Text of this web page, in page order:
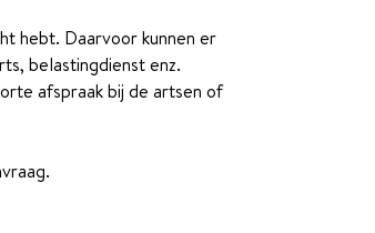
hebt. Daarvoor kunnen er
belastingdienst enz.
afspraak bij de artsen of